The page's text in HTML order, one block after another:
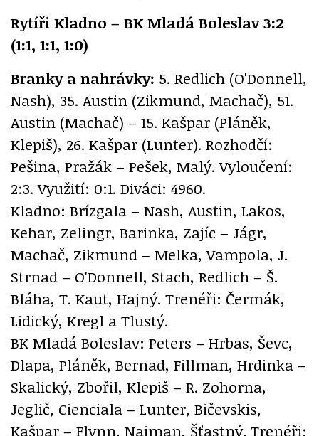
Rytíři Kladno – BK Mladá Boleslav 3:2
(1:1, 1:1, 1:0)
Branky a nahrávky: 5. Redlich (O'Donnell,
Nash), 35. Austin (Zikmund, Machač), 51.
Austin (Machač) – 15. Kašpar (Pláněk,
Klepiš), 26. Kašpar (Lunter). Rozhodčí:
Pešina, Pražák – Pešek, Malý. Vyloučení:
2:3. Využití: 0:1. Diváci: 4960.
Kladno: Brízgala – Nash, Austin, Lakos,
Kehar, Zelingr, Barinka, Zajíc – Jágr,
Machač, Zikmund – Melka, Vampola, J.
Strnad – O'Donnell, Stach, Redlich – Š.
Bláha, T. Kaut, Hajný. Trenéři: Čermák,
Lidický, Kregl a Tlustý.
BK Mladá Boleslav: Peters – Hrbas, Ševc,
Dlapa, Pláněk, Bernad, Fillman, Hrdinka –
Skalický, Zbořil, Klepiš – R. Zohorna,
Jeglič, Cienciala – Lunter, Bičevskis,
Kašpar – Flynn, Najman, Šťastný. Trenéři: